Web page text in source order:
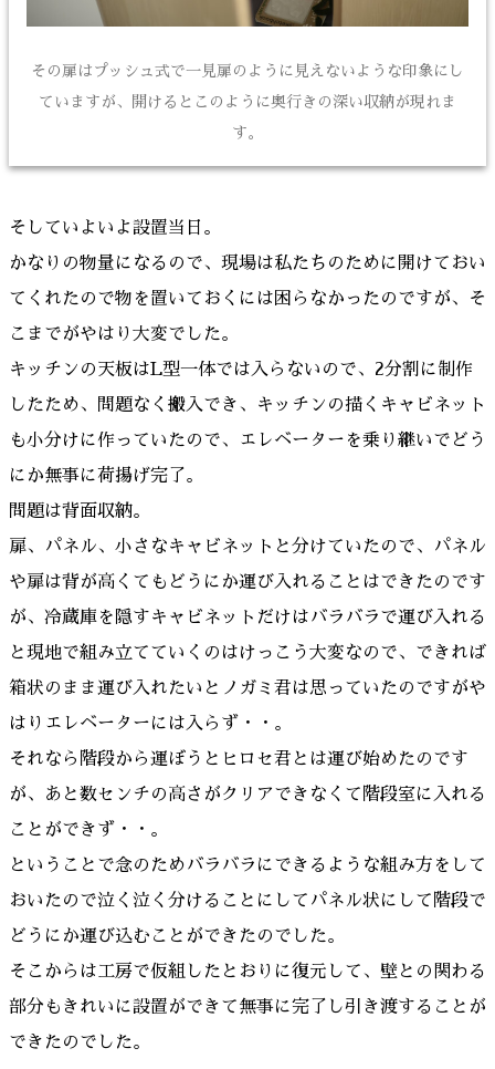
その扉はプッシュ式で一見扉のように見えないような印象にし
ていますが、開けるとこのように奥行きの深い収納が現れま
す。
そしていよいよ設置当日。
かなりの物量になるので、現場は私たちのために開けておい
てくれたので物を置いておくには困らなかったのですが、そ
こまでがやはり大変でした。
キッチンの天板はL型一体では入らないので、2分割に制作
したため、問題なく搬入でき、キッチンの描くキャビネット
も小分けに作っていたので、エレベーターを乗り継いでどう
にか無事に荷揚げ完了。
問題は背面収納。
扉、パネル、小さなキャビネットと分けていたので、パネル
や扉は背が高くてもどうにか運び入れることはできたのです
が、冷蔵庫を隠すキャビネットだけはバラバラで運び入れる
と現地で組み立てていくのはけっこう大変なので、できれば
箱状のまま運び入れたいとノガミ君は思っていたのですがや
はりエレベーターには入らず・・。
それなら階段から運ぼうとヒロセ君とは運び始めたのです
が、あと数センチの高さがクリアできなくて階段室に入れる
ことができず・・。
ということで念のためバラバラにできるような組み方をして
おいたので泣く泣く分けることにしてパネル状にして階段で
どうにか運び込むことができたのでした。
そこからは工房で仮組したとおりに復元して、壁との関わる
部分もきれいに設置ができて無事に完了し引き渡することが
できたのでした。